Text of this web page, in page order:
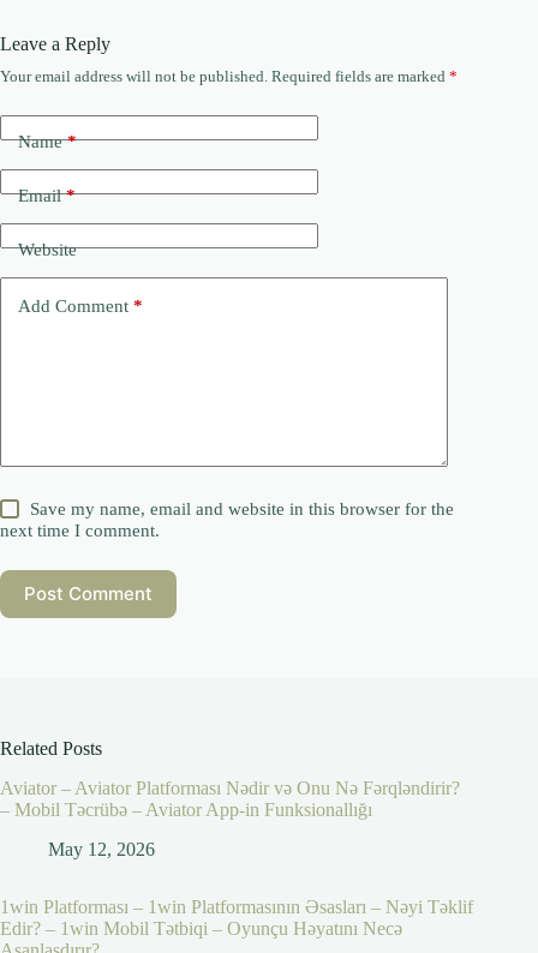
Leave a Reply
Your email address will not be published. Required fields are marked *
Name*
Email*
Website
Add Comment *
Save my name, email and website in this browser for the
next time I comment.
Post Comment
Related Posts
Aviator – Aviator Platforması Nədir və Onu Nə Fərqləndirir?
– Mobil Təcrübə – Aviator App-in Funksionallığı
May 12, 2026
1win Platforması – 1win Platformasının Əsasları – Nəyi Təklif
Edir? – 1win Mobil Tətbiqi – Oyunçu Həyatını Necə